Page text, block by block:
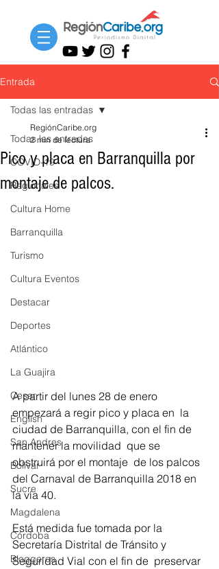
Entrada
Todas las entradas
COVID-19
Regionales
Cultura Home
Barranquilla
Turismo
Cultura Eventos
Destacar
Deportes
Atlántico
La Guajira
Cesar
English
San Andres
Bolívar
Sucre
Magdalena
Córdoba
Bloggeros
Todas las entradas
Pico y placa en Barranquilla por
montaje de palcos.
RegiónCaribe.org
2 min de lectura
A partir del lunes 28 de enero
empezará a regir pico y placa en  la
ciudad de Barranquilla, con el fin de
mantener la movilidad  que se
obstruirá por el montaje  de los palcos
del Carnaval de Barranquilla 2018 en
la vía 40.
Está medida fue tomada por la
Secretaría Distrital de Tránsito y
Seguridad Vial con el fin de  preservar